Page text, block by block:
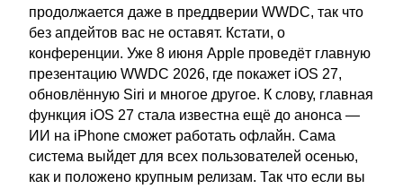
продолжается даже в преддверии WWDC, так что
без апдейтов вас не оставят. Кстати, о
конференции. Уже 8 июня Apple проведёт главную
презентацию WWDC 2026, где покажет iOS 27,
обновлённую Siri и многое другое. К слову, главная
функция iOS 27 стала известна ещё до анонса —
ИИ на iPhone сможет работать офлайн. Сама
система выйдет для всех пользователей осенью,
как и положено крупным релизам. Так что если вы